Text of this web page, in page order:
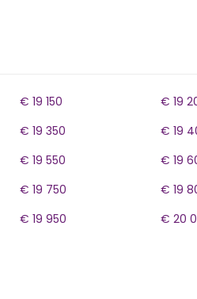
€ 19 150
€ 19
€ 19 350
€ 19
€ 19 550
€ 19
€ 19 750
€ 19
€ 19 950 € 20